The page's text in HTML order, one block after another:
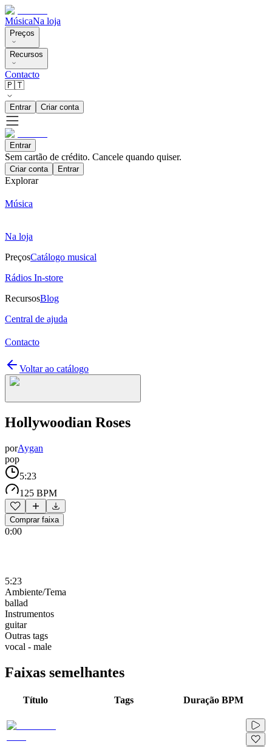
MúsicaNa loja
Preços
Recursos
Contacto
🇵🇹
Entrar Criar conta
Entrar
Sem cartão de crédito. Cancele quando quiser.
Criar conta Entrar
Explorar
Música
Na loja
PreçosCatálogo musical
Rádios In-store
RecursosBlog
Central de ajuda
Contacto
Voltar ao catálogo
Hollywoodian Roses
porAygan
pop
5:23
125 BPM
Comprar faixa
0:00
5:23
Ambiente/Tema
ballad
Instrumentos
guitar
Outras tags
vocal - male
Faixas semelhantes
Título Tags Duração BPM